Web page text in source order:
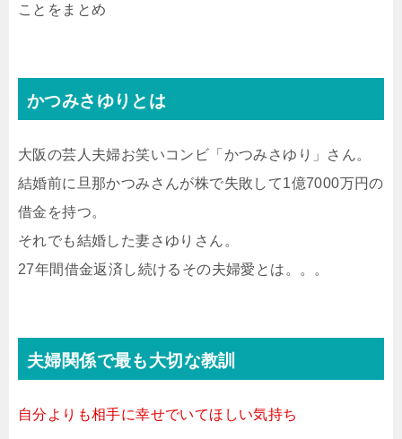
ことをまとめ
かつみさゆりとは
大阪の芸人夫婦お笑いコンビ「かつみさゆり」さん。
結婚前に旦那かつみさんが株で失敗して1億7000万円の
借金を持つ。
それでも結婚した妻さゆりさん。
27年間借金返済し続けるその夫婦愛とは。。。
夫婦関係で最も大切な教訓
自分よりも相手に幸せでいてほしい気持ち